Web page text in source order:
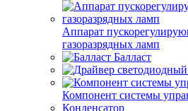
Аппарат
газоразрядных ламп
Балласт
Компонент системы
Конденсатор